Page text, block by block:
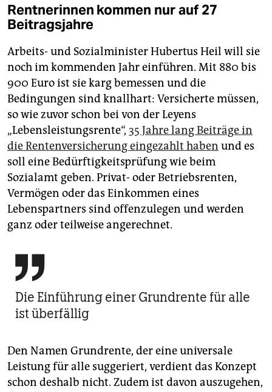
Rentnerinnen kommen nur auf 27
Beitragsjahre
Arbeits- und Sozialminister Hubertus Heil will sie
noch im kommenden Jahr einführen. Mit 880 bis
900 Euro ist sie karg bemessen und die
Bedingungen sind knallhart: Versicherte müssen,
so wie zuvor schon bei von der Leyens
„Lebensleistungsrente“, 35 Jahre lang Beiträge in
die Rentenversicherung eingezahlt haben und es
soll eine Bedürftigkeitsprüfung wie beim
Sozialamt geben. Privat- oder Betriebsrenten,
Vermögen oder das Einkommen eines
Lebenspartners sind offenzulegen und werden
ganz oder teilweise angerechnet.

Die Einführung einer Grundrente für alle
ist überfällig
Den Namen Grundrente, der eine universale
Leistung für alle suggeriert, verdient das Konzept
schon deshalb nicht. Zudem ist davon auszugehen,